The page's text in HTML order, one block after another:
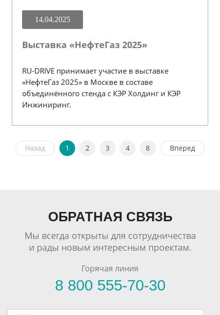
14.04.2025
Выставка «НефтеГаз 2025»
RU-DRIVE принимает участие в выставке
«НефтеГаз 2025» в Москве в составе
объединённого стенда с КЭР Холдинг и КЭР
Инжиниринг.
Назад 1 2 3 4 8 Вперед
ОБРАТНАЯ СВЯЗЬ
Мы всегда открыты для сотрудничества
и рады новым интересным проектам.
Горячая линия
8 800 555-70-30